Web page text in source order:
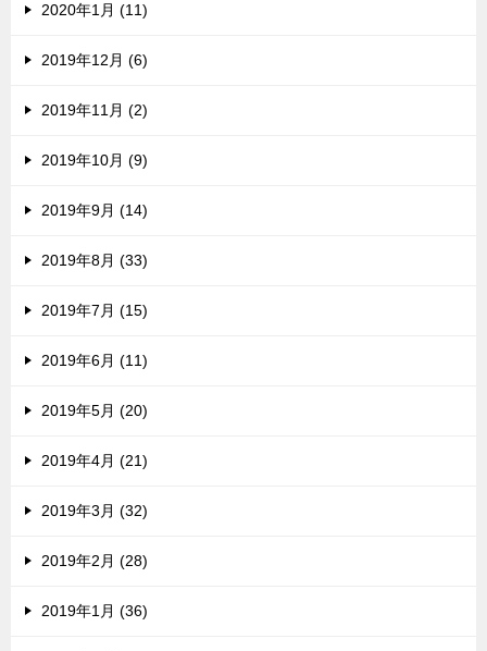
2020年1月 (11)
2019年12月 (6)
2019年11月 (2)
2019年10月 (9)
2019年9月 (14)
2019年8月 (33)
2019年7月 (15)
2019年6月 (11)
2019年5月 (20)
2019年4月 (21)
2019年3月 (32)
2019年2月 (28)
2019年1月 (36)